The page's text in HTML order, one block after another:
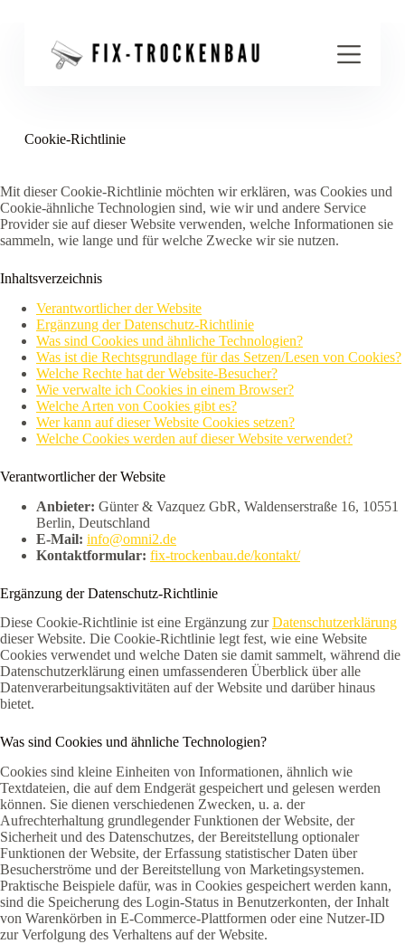
r
i
n
g
n
Cookie-Richtlinie
Mit dieser Cookie-Richtlinie möchten wir erklären, was Cookies und
Cookie-ähnliche Technologien sind, wie wir und andere Service
Provider sie auf dieser Website verwenden, welche Informationen sie
sammeln, wie lange und für welche Zwecke wir sie nutzen.
Inhaltsverzeichnis
Verantwortlicher der Website
Ergänzung der Datenschutz-Richtlinie
Was sind Cookies und ähnliche Technologien?
Was ist die Rechtsgrundlage für das Setzen/Lesen von Cookies?
Welche Rechte hat der Website-Besucher?
Wie verwalte ich Cookies in einem Browser?
Welche Arten von Cookies gibt es?
Wer kann auf dieser Website Cookies setzen?
Welche Cookies werden auf dieser Website verwendet?
Verantwortlicher der Website
Anbieter: Günter & Vazquez GbR, Waldenserstraße 16, 10551
Berlin, Deutschland
E-Mail: info@omni2.de
Kontaktformular: fix-trockenbau.de/kontakt/
Ergänzung der Datenschutz-Richtlinie
Diese Cookie-Richtlinie ist eine Ergänzung zurDatenschutzerklärung
dieser Website. Die Cookie-Richtlinie legt fest, wie eine Website
Cookies verwendet und welche Daten sie damit sammelt, während die
Datenschutzerklärung einen umfassenderen Überblick über alle
Datenverarbeitungsaktivitäten auf der Website und darüber hinaus
bietet.
Was sind Cookies und ähnliche Technologien?
Cookies sind kleine Einheiten von Informationen, ähnlich wie
Textdateien, die auf dem Endgerät gespeichert und gelesen werden
können. Sie dienen verschiedenen Zwecken, u. a. der
Aufrechterhaltung grundlegender Funktionen der Website, der
Sicherheit und des Datenschutzes, der Bereitstellung optionaler
Funktionen der Website, der Erfassung statistischer Daten über
Besucherströme und der Bereitstellung von Marketingsystemen.
Praktische Beispiele dafür, was in Cookies gespeichert werden kann,
sind die Speicherung des Login-Status in Benutzerkonten, der Inhalt
von Warenkörben in E-Commerce-Plattformen oder eine Nutzer-ID
zur Verfolgung des Verhaltens auf der Website.